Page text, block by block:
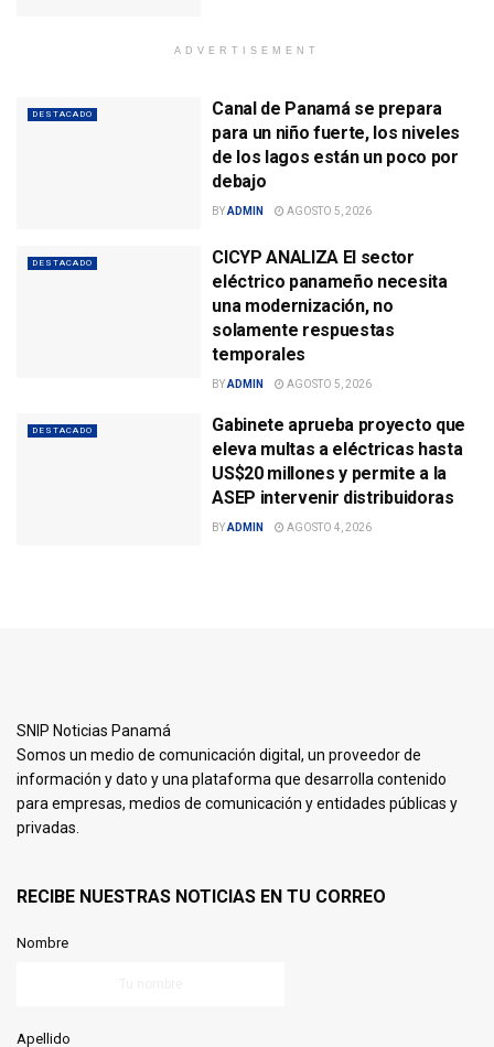
ADVERTISEMENT
DESTACADO
Canal de Panamá se prepara
para un niño fuerte, los niveles
de los lagos están un poco por
debajo
BYADMIN AGOSTO 5, 2026
DESTACADO
CICYP ANALIZA El sector
eléctrico panameño necesita
una modernización, no
solamente respuestas
temporales
BYADMIN AGOSTO 5, 2026
DESTACADO
Gabinete aprueba proyecto que
eleva multas a eléctricas hasta
US$20 millones y permite a la
ASEP intervenir distribuidoras
BYADMIN AGOSTO 4, 2026
SNIP Noticias Panamá
Somos un medio de comunicación digital, un proveedor de
información y dato y una plataforma que desarrolla contenido
para empresas, medios de comunicación y entidades públicas y
privadas.
RECIBE NUESTRAS NOTICIAS EN TU CORREO
Nombre
Apellido